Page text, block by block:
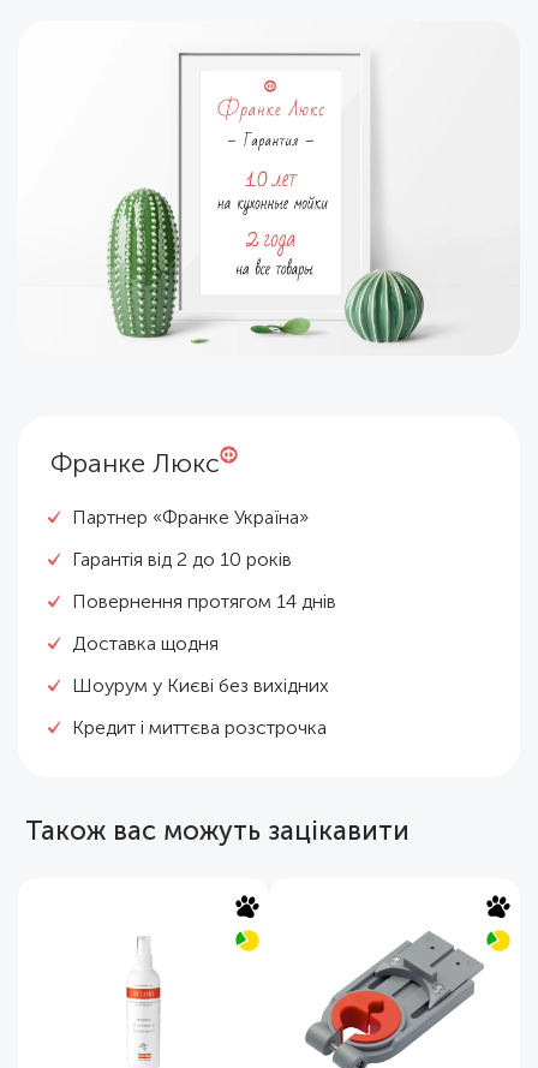
Франке Люкс
Партнер «Франке Україна»
Гарантія від 2 до 10 років
Повернення протягом 14 днів
Доставка щодня
Шоурум у Києві без вихідних
Кредит і миттєва розстрочка
Також вас можуть зацікавити